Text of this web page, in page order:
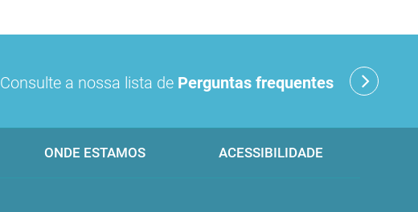
Consulte a nossa lista de Perguntas frequentes
ONDE ESTAMOS ACESSIBILIDADE